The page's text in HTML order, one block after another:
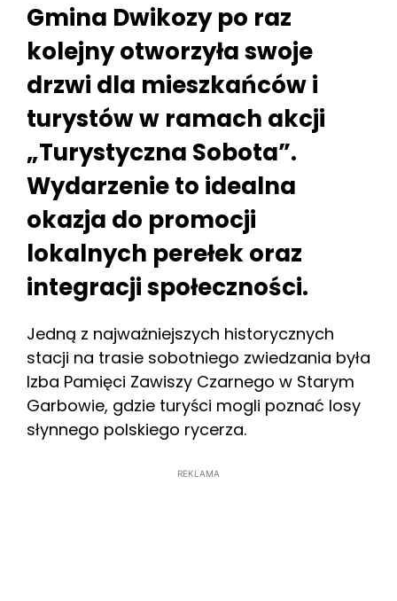
Gmina Dwikozy po raz
kolejny otworzyła swoje
drzwi dla mieszkańców i
turystów w ramach akcji
„Turystyczna Sobota”.
Wydarzenie to idealna
okazja do promocji
lokalnych perełek oraz
integracji społeczności.
Jedną z najważniejszych historycznych
stacji na trasie sobotniego zwiedzania była
Izba Pamięci Zawiszy Czarnego w Starym
Garbowie, gdzie turyści mogli poznać losy
słynnego polskiego rycerza.
REKLAMA